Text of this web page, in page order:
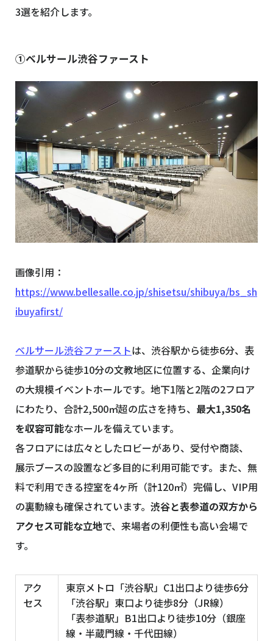
3選を紹介します。
①ベルサール渋谷ファースト
画像引用：
https://www.bellesalle.co.jp/shisetsu/shibuya/bs_sh
ibuyafirst/
ベルサール渋谷ファーストは、渋谷駅から徒歩6分、表
参道駅から徒歩10分の文教地区に位置する、企業向け
の大規模イベントホールです。地下1階と2階の2フロア
にわたり、合計2,500㎡超の広さを持ち、 最大1,350名
を収容可能なホールを備えています。
各フロアには広々としたロビーがあり、受付や商談、
展示ブースの設置など多目的に利用可能です。また、無
料で利用できる控室を4ヶ所（計120㎡）完備し、VIP用
の裏動線も確保されています。 渋谷と表参道の双方から
アクセス可能な立地で、来場者の利便性も高い会場で
す。
アク
セス
東京メトロ「渋谷駅」C1出口より徒歩6分
「渋谷駅」東口より徒歩8分（JR線）
「表参道駅」B1出口より徒歩10分（銀座
線・半蔵門線・千代田線）